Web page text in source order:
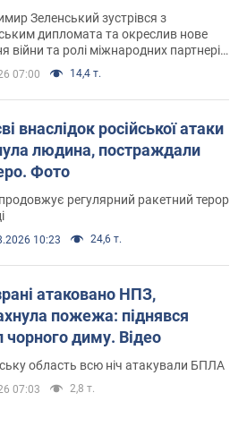
з Безсмертним
Зеленський зустрівся з
дипломата та окреслив нове
війни та ролі міжнародних партнерів
з Росією
07:00 14,4 т.
внаслідок російської атаки
людина, постраждали
Фото
регулярний ракетний терор
10:23 24,6 т.
атаковано НПЗ,
пожежа: піднявся
чорного диму. Відео
область всю ніч атакували БПЛА
07:03 2,8 т.